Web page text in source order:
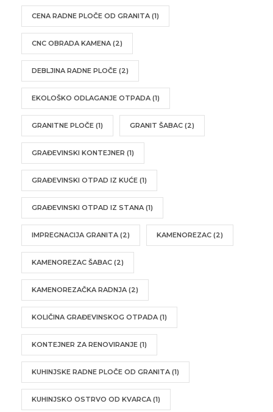
CENA RADNE PLOČE OD GRANITA (1)
CNC OBRADA KAMENA (2)
DEBLJINA RADNE PLOČE (2)
EKOLOŠKO ODLAGANJE OTPADA (1)
GRANITNE PLOČE (1) GRANIT ŠABAC (2)
GRAĐEVINSKI KONTEJNER (1)
GRAĐEVINSKI OTPAD IZ KUĆE (1)
GRAĐEVINSKI OTPAD IZ STANA (1)
IMPREGNACIJA GRANITA (2) KAMENOREZAC (2)
KAMENOREZAC ŠABAC (2)
KAMENOREZAČKA RADNJA (2)
KOLIČINA GRAĐEVINSKOG OTPADA (1)
KONTEJNER ZA RENOVIRANJE (1)
KUHINJSKE RADNE PLOČE OD GRANITA (1)
KUHINJSKO OSTRVO OD KVARCA (1)